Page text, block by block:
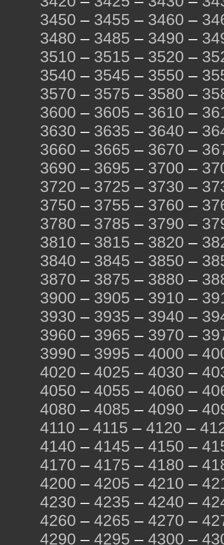
3450 – 3455 – 3460 –
3480 – 3485 – 3490 –
3510 – 3515 – 3520 –
3540 – 3545 – 3550 –
3570 – 3575 – 3580 –
3600 – 3605 – 3610 –
3630 – 3635 – 3640 –
3660 – 3665 – 3670 –
3690 – 3695 – 3700 –
3720 – 3725 – 3730 –
3750 – 3755 – 3760 –
3780 – 3785 – 3790 –
3810 – 3815 – 3820 –
3840 – 3845 – 3850 –
3870 – 3875 – 3880 –
3900 – 3905 – 3910 –
3930 – 3935 – 3940 –
3960 – 3965 – 3970 –
3990 – 3995 – 4000 –
4020 – 4025 – 4030 –
4050 – 4055 – 4060 –
4080 – 4085 – 4090 –
4110 – 4115 – 4120 –
4140 – 4145 – 4150 –
4170 – 4175 – 4180 –
4200 – 4205 – 4210 –
4230 – 4235 – 4240 –
4260 – 4265 – 4270 –
4290 – 4295 – 4300 –